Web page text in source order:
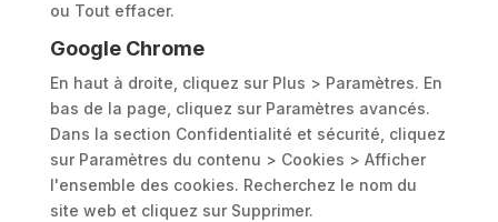
ou Tout effacer.
Google Chrome
En haut à droite, cliquez sur Plus > Paramètres. En
bas de la page, cliquez sur Paramètres avancés.
Dans la section Confidentialité et sécurité, cliquez
sur Paramètres du contenu > Cookies > Afficher
l'ensemble des cookies. Recherchez le nom du
site web et cliquez sur Supprimer.